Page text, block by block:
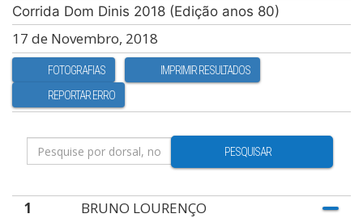
Corrida Dom Dinis 2018 (Edição anos 80)
17 de Novembro, 2018
FOTOGRAFIAS
IMPRIMIR RESULTADOS
REPORTAR ERRO
PESQUISAR
1
BRUNO LOURENÇO